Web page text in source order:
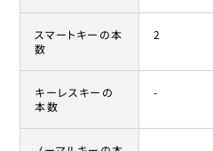
スマートキーの本
数
2
キーレスキーの
本数
-